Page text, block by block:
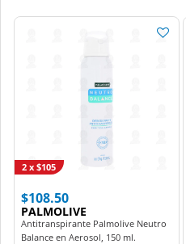
$108.50
PALMOLIVE
Antitranspirante Palmolive Neutro
Balance en Aerosol, 150 ml.
2 x $105